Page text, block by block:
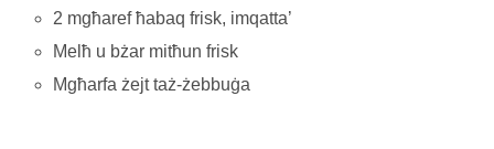
2 mgħaref ħabaq frisk, imqatta’
Melħ u bżar mitħun frisk
Mgħarfa żejt taż-żebbuġa